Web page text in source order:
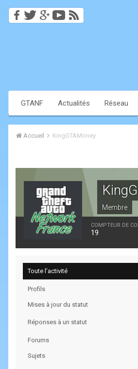
GTANF Actualités Réseau
Accueil KingGTAMoney
Membre
COMPTEUR DE
19
Toute l’activité
Profils
Mises à jour du statut
Réponses à un statut
Forums
Sujets